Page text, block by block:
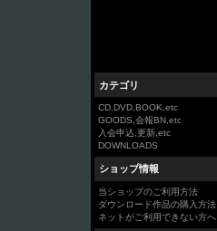
カテゴリ
CD,DVD,BOOK,etc
GOODS,会報BN,etc
入会申込,更新,etc
DOWNLOADS
ショップ情報
当ショップのご利用方法
ダウンロード作品の購入方法
ネットがご利用できない方へ